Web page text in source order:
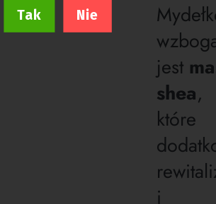
jest
shea,
które
i
Tak Nie